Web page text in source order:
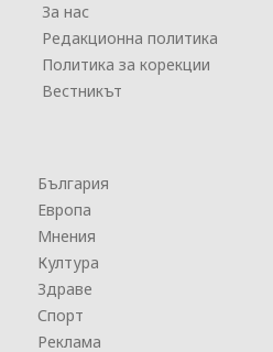
За нас
Редакционна политика
Политика за корекции
Вестникът
България
Европа
Мнения
Култура
Здраве
Спорт
Реклама